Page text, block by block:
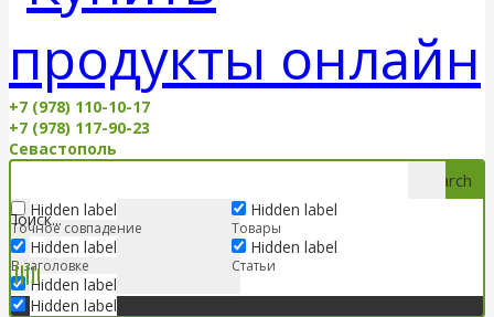
+7 (978) 110-10-17
+7 (978) 117-90-23
Севастополь
Search
Hidden label
Точное совпадение
Hidden label
В заголовке
Hidden label
Hidden label
Hidden label
Товары
Hidden label
Статьи